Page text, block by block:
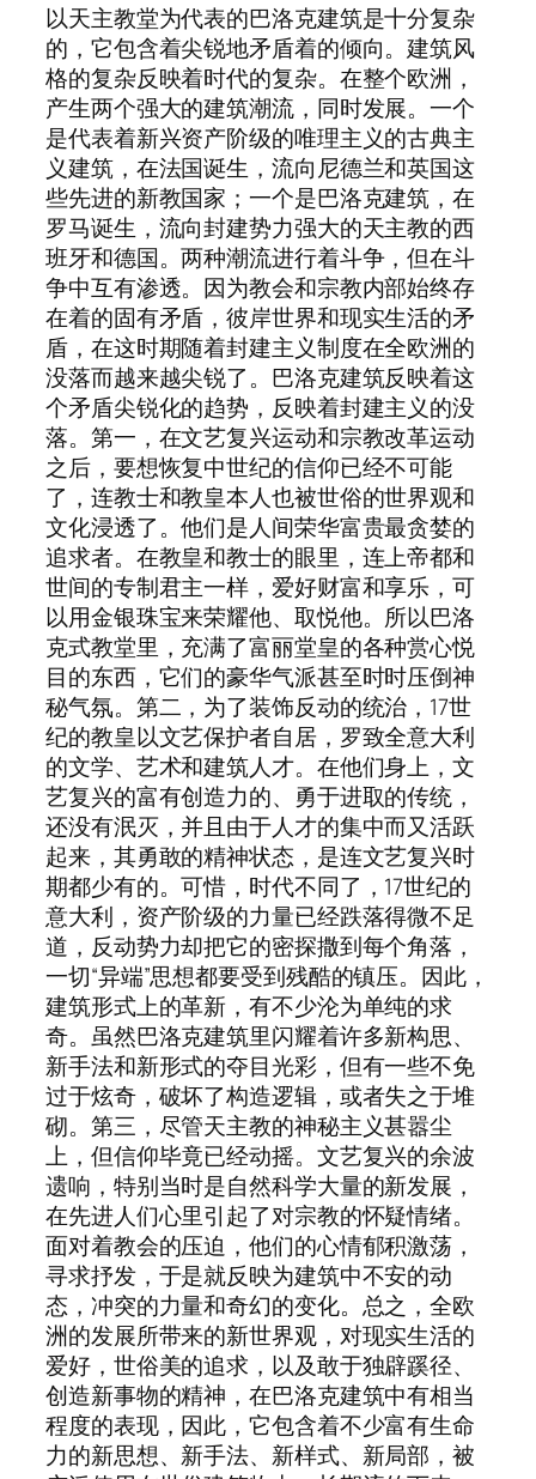
以天主教堂为代表的巴洛克建筑是十分复杂
的，它包含着尖锐地矛盾着的倾向。建筑风
格的复杂反映着时代的复杂。在整个欧洲，
产生两个强大的建筑潮流，同时发展。一个
是代表着新兴资产阶级的唯理主义的古典主
义建筑，在法国诞生，流向尼德兰和英国这
些先进的新教国家；一个是巴洛克建筑，在
罗马诞生，流向封建势力强大的天主教的西
班牙和德国。两种潮流进行着斗争，但在斗
争中互有渗透。因为教会和宗教内部始终存
在着的固有矛盾，彼岸世界和现实生活的矛
盾，在这时期随着封建主义制度在全欧洲的
没落而越来越尖锐了。巴洛克建筑反映着这
个矛盾尖锐化的趋势，反映着封建主义的没
落。第一，在文艺复兴运动和宗教改革运动
之后，要想恢复中世纪的信仰已经不可能
了，连教士和教皇本人也被世俗的世界观和
文化浸透了。他们是人间荣华富贵最贪婪的
追求者。在教皇和教士的眼里，连上帝都和
世间的专制君主一样，爱好财富和享乐，可
以用金银珠宝来荣耀他、取悦他。所以巴洛
克式教堂里，充满了富丽堂皇的各种赏心悦
目的东西，它们的豪华气派甚至时时压倒神
秘气氛。第二，为了装饰反动的统治，17世
纪的教皇以文艺保护者自居，罗致全意大利
的文学、艺术和建筑人才。在他们身上，文
艺复兴的富有创造力的、勇于进取的传统，
还没有泯灭，并且由于人才的集中而又活跃
起来，其勇敢的精神状态，是连文艺复兴时
期都少有的。可惜，时代不同了，17世纪的
意大利，资产阶级的力量已经跌落得微不足
道，反动势力却把它的密探撒到每个角落，
一切“异端”思想都要受到残酷的镇压。因此，
建筑形式上的革新，有不少沦为单纯的求
奇。虽然巴洛克建筑里闪耀着许多新构思、
新手法和新形式的夺目光彩，但有一些不免
过于炫奇，破坏了构造逻辑，或者失之于堆
砌。第三，尽管天主教的神秘主义甚嚣尘
上，但信仰毕竟已经动摇。文艺复兴的余波
遗响，特别当时是自然科学大量的新发展，
在先进人们心里引起了对宗教的怀疑情绪。
面对着教会的压迫，他们的心情郁积激荡，
寻求抒发，于是就反映为建筑中不安的动
态，冲突的力量和奇幻的变化。总之，全欧
洲的发展所带来的新世界观，对现实生活的
爱好，世俗美的追求，以及敢于独辟蹊径、
创造新事物的精神，在巴洛克建筑中有相当
程度的表现，因此，它包含着不少富有生命
力的新思想、新手法、新样式、新局部，被